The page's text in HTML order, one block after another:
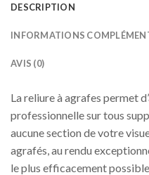
DESCRIPTION
INFORMATIONS
AVIS (0)
La reliure à agrafes permet
professionnelle sur tous
aucune section de votre
agrafés, au rendu
le plus efficacement